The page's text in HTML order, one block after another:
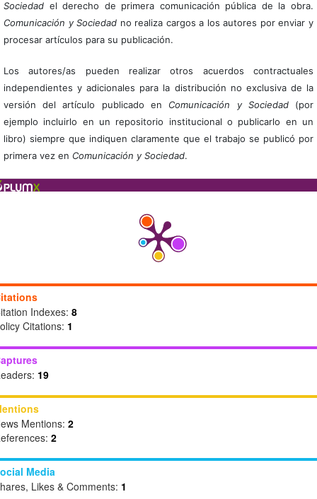
Sociedadel derecho de primera comunicación pública de la obra.
Comunicación y Sociedad no realiza cargos a los autores por enviar y
procesar artículos para su publicación.
Los autores/as pueden realizar otros acuerdos contractuales
independientes y adicionales para la distribución no exclusiva de la
versión del artículo publicado en Comunicación y Sociedad(por
ejemplo incluirlo en un repositorio institucional o publicarlo en un
libro) siempre que indiquen claramente que el trabajo se publicó por
primera vez en Comunicación y Sociedad.
Indexes: 8
Citations: 1
19
Mentions: 2
2
Media
Likes & Comments: 1